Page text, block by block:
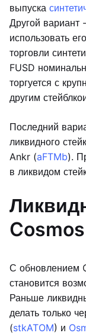
выпуска
Другой вариант
использовать
торговли
FUSD
торгуется с
другим
Последний
ликвидного
Ankr (aFTMb).
в ликвидом
Cosmos
С обновлением
становится
Раньше
делать только
(stkATOM) и